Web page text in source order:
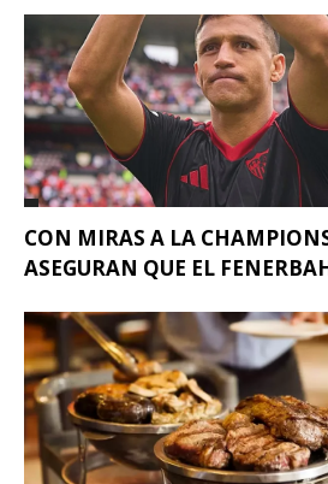
CON MIRAS A LA
ASEGURAN QUE EL